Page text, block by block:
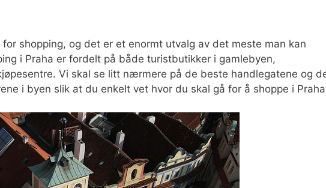
shopping, og det er et enormt utvalg av det meste man kan
i Praha er fordelt på både turistbutikker i gamlebyen,
Vi skal se litt nærmere på de beste handlegatene og
i byen slik at du enkelt vet hvor du skal gå for å shoppe i